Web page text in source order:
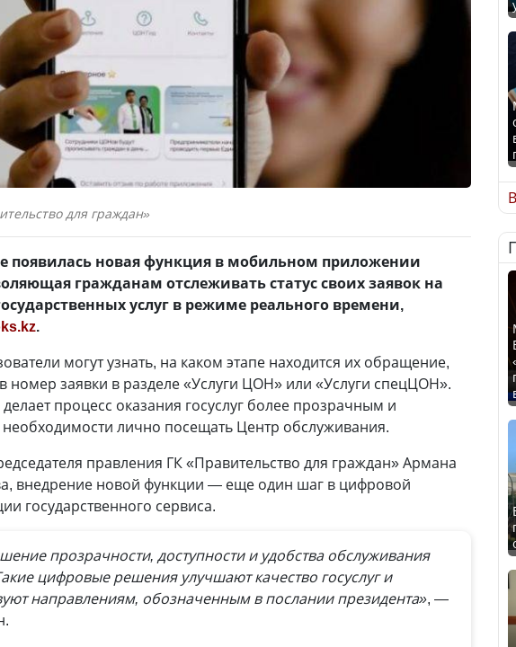
для граждан»
появилась новая функция в мобильном приложении
гражданам отслеживать статус своих заявок на
услуг в режиме реального времени,
.
могут узнать, на каком этапе находится их обращение,
номер заявки в разделе «Услуги ЦОН» или «Услуги спецЦОН».
процесс оказания госуслуг более прозрачным и
необходимости лично посещать Центр обслуживания.
правления ГК «Правительство для граждан» Армана
внедрение новой функции — еще один шаг в цифровой
государственного сервиса.
прозрачности, доступности и удобства обслуживания
цифровые решения улучшают качество госуслуг и
направлениям, обозначенным в послании президента», —